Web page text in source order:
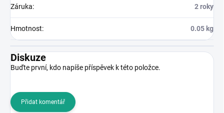
Záruka: 2 roky
Hmotnost: 0.05 kg
Diskuze
Buďte první, kdo napíše příspěvek k této položce.
Přidat komentář